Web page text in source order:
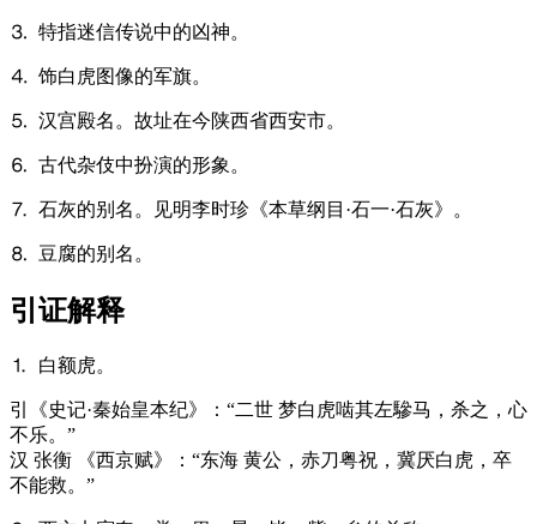
⒊ 特指迷信传说中的凶神。
⒋ 饰白虎图像的军旗。
⒌ 汉宫殿名。故址在今陕西省西安市。
⒍ 古代杂伎中扮演的形象。
⒎ 石灰的别名。见明李时珍《本草纲目·石一·石灰》。
⒏ 豆腐的别名。
引证解释
⒈ 白额虎。
引
《史记·秦始皇本纪》：“二世 梦白虎啮其左驂马，杀之，心
不乐。”
汉 张衡 《西京赋》：“东海 黄公，赤刀粤祝，冀厌白虎，卒
不能救。”